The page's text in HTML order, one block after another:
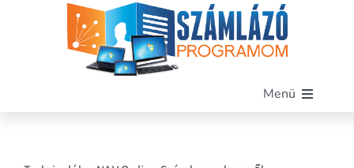
Menü